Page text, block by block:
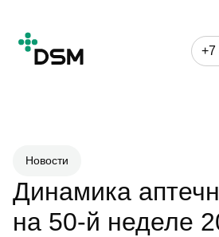
+7
Новости
Динамика
на 50-й неделе